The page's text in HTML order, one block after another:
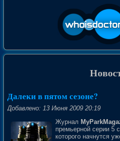
Далеки в пятом сезоне?
Добавлено: 13 Июня 2009 20:19
Журнал
премьерной серии 5
которого начнутся